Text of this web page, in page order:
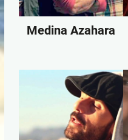
Medina Azahara